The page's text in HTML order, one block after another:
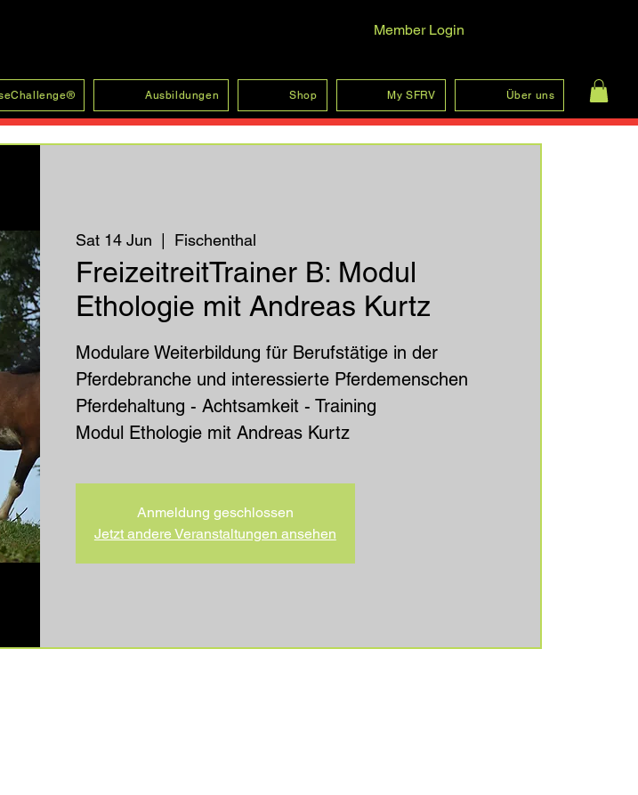
Member Login
Ausbildungen Shop My SFRV Über uns
Sat 14 Jun Fischenthal
FreizeitreitTrainer B: Modul
Ethologie mit Andreas Kurtz
Modulare Weiterbildung für Berufstätige in der
Pferdebranche und interessierte Pferdemenschen
Pferdehaltung - Achtsamkeit - Training
Modul Ethologie mit Andreas Kurtz
Anmeldung geschlossen
Jetzt andere Veranstaltungen ansehen